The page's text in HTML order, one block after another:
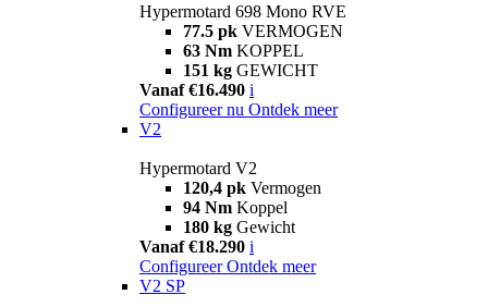
Hypermotard 698 Mono RVE
77.5 pk VERMOGEN
63 Nm KOPPEL
151 kg GEWICHT
Vanaf €16.490 i
Configureer nu Ontdek meer
V2
Hypermotard V2
120,4 pk Vermogen
94 Nm Koppel
180 kg Gewicht
Vanaf €18.290 i
Configureer Ontdek meer
V2 SP